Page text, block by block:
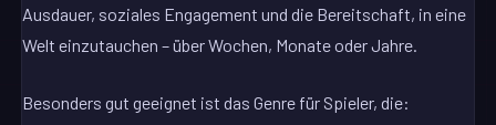
Ausdauer, soziales Engagement und die Bereitschaft, in eine
Welt einzutauchen – über Wochen, Monate oder Jahre.
Besonders gut geeignet ist das Genre für Spieler, die: